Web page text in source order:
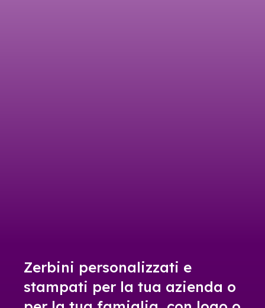
Zerbini personalizzati e
stampati per la tua azienda o